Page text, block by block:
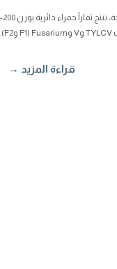
بندورة QST-201 F1: بندورة عالية الإنتاج للحقول المفتوحة، تنتج ثماراً حمراء دائرية بوزن 200-
قراءة المزيد →